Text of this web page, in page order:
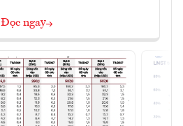
Đọc ngay